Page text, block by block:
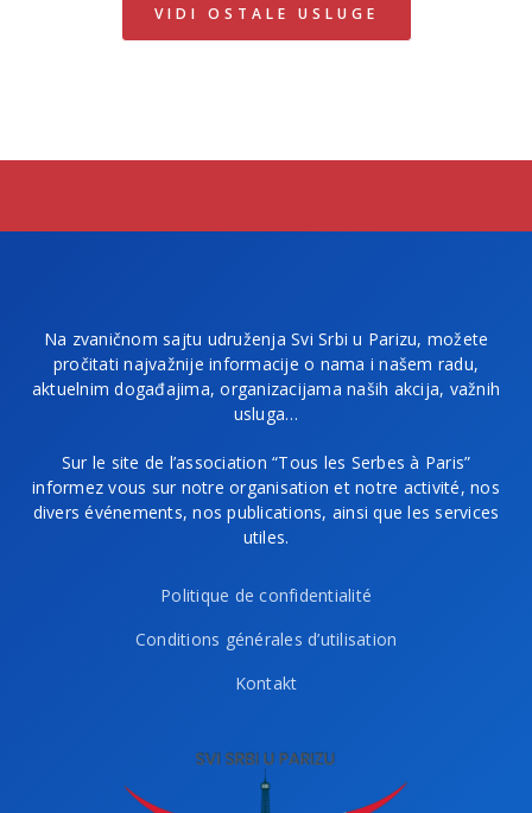
VIDI OSTALE USLUGE
Na zvaničnom sajtu udruženja Svi Srbi u Parizu, možete
pročitati najvažnije informacije o nama i našem radu,
aktuelnim događajima, organizacijama naših akcija, važnih
usluga…
Sur le site de l’association “Tous les Serbes à Paris”
informez vous sur notre organisation et notre activité, nos
divers événements, nos publications, ainsi que les services
utiles.
Politique de confidentialité
Conditions générales d’utilisation
Kontakt